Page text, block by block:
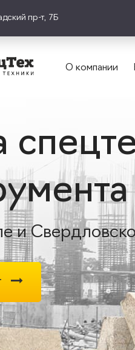
пр-т, 7Б
О компании
и